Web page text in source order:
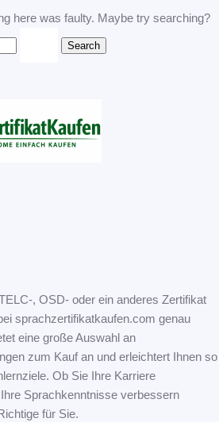
here was faulty. Maybe try searching?
, OSD- oder ein anderes Zertifikat
sprachzertifikatkaufen.com genau
eine große Auswahl an
zum Kauf an und erleichtert Ihnen so
Ob Sie Ihre Karriere
Sprachkenntnisse verbessern
für Sie.